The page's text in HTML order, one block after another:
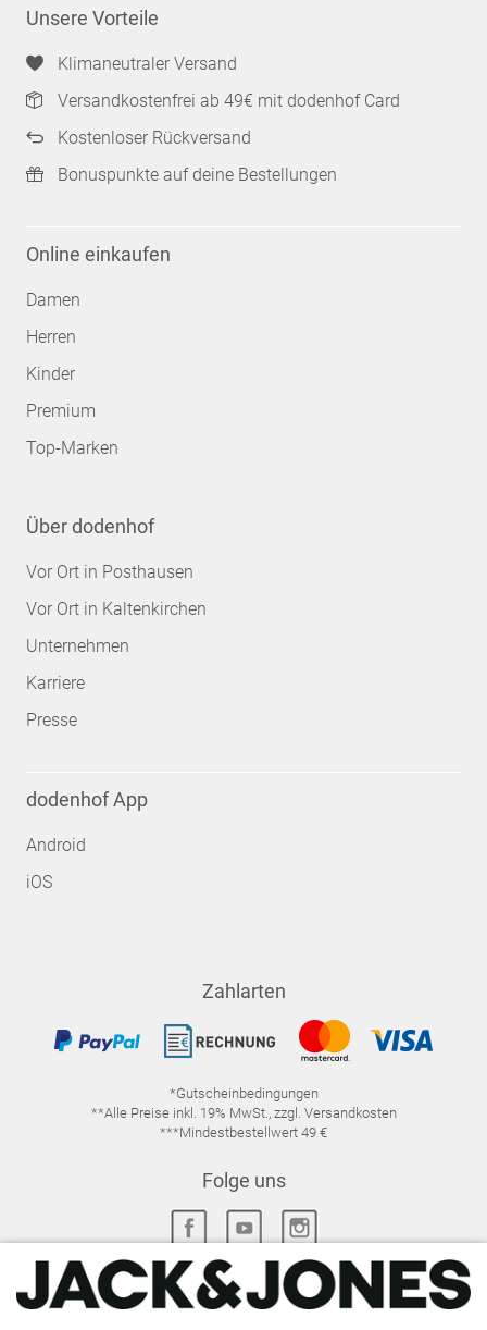
Unsere Vorteile
Klimaneutraler Versand
Versandkostenfrei ab 49€ mit dodenhof Card
Kostenloser Rückversand
Bonuspunkte auf deine Bestellungen
Online einkaufen
Damen
Herren
Kinder
Premium
Top-Marken
Über dodenhof
Vor Ort in Posthausen
Vor Ort in Kaltenkirchen
Unternehmen
Karriere
Presse
dodenhof App
Android
iOS
Zahlarten
*Gutscheinbedingungen
**Alle Preise inkl. 19% MwSt., zzgl. Versandkosten
***Mindestbestellwert 49 €
Folge uns